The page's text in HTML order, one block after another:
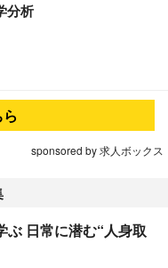
分析
sponsored by 求人ボックス
ぶ 日常に潜む“人身取